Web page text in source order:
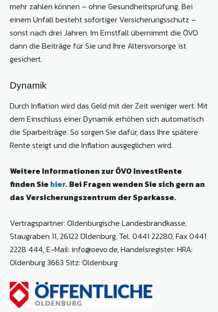
mehr zahlen können – ohne Gesundheitsprüfung. Bei
einem Unfall besteht sofortiger Versicherungsschutz –
sonst nach drei Jahren. Im Ernstfall übernimmt die ÖVO
dann die Beiträge für Sie und Ihre Altersvorsorge ist
gesichert.
Dynamik
Durch Inflation wird das Geld mit der Zeit weniger wert. Mit
dem Einschluss einer Dynamik erhöhen sich automatisch
die Sparbeiträge. So sorgen Sie dafür, dass Ihre spätere
Rente steigt und die Inflation ausgeglichen wird.
Weitere Informationen zur ÖVO InvestRente
finden Sie hier. Bei Fragen wenden Sie sich gern an
das Versicherungszentrum der Sparkasse.
Vertragspartner: Oldenburgische Landesbrandkasse,
Staugraben 11, 26122 Oldenburg, Tel. 0441 22280, Fax 0441
2228 444, E-Mail: info@oevo.de, Handelsregister: HRA:
Oldenburg 3663 Sitz: Oldenburg